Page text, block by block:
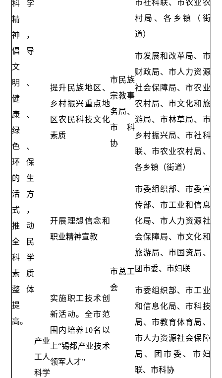
科学
精
神，
倡导
文
明、
健
康、
绿
色、
环保
的生
活方
式，
推动
全民
科学
素质
整体
提
高。
市社科联、市农业农
村局、各乡镇（街
道）
提升民族地区、
乡村振兴重点地
区农民科技文化
素质
市民族
宗教事
务局、
市科
协
市发展和改革局、市
财政局、市人力资源
社会保障局、市农业
农村局、市文化和旅
游局、市林草局、市
乡村振兴局、市社科
联、市农业农村局、
各乡镇（街道）
产业
工人
科学
开展理想信念和
职业精神宣教
市总工
会
市委组织部、市委宣
传部、市工业和信息
化局、市人力资源社
会保障局、市文化和
旅游局、市国资局、
团市委、市妇联
实施职工技术创
新活动。全市范
围内培养10名以
上“锡都产业技术
领军人才”
市委组织部、市工业
和信息化局、市科技
局、市教育体育局、
市人力资源社会保障
局、团市委、市妇
联、市科协